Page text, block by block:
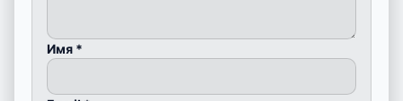
Имя *